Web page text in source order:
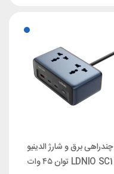
چندراهی برق و شارژ الدینیو
LDNIO SC1 توان ۴۵ وات